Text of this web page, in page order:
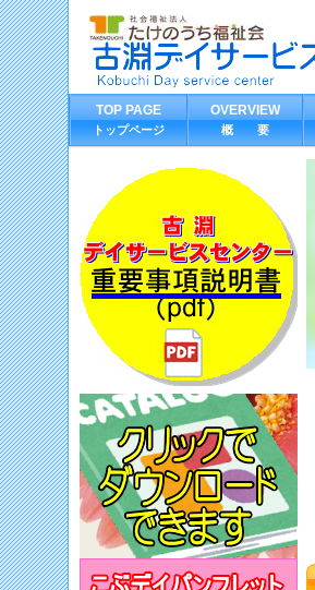
TOP PAGE
トップページ
OVERVIEW
概 要